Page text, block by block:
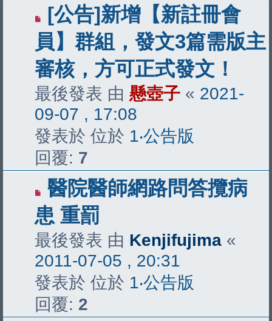
[公告]新增【新註冊會
員】群組，發文3篇需版主
審核，方可正式發文！
最後發表 由 懸壺子 « 2021-
09-07 , 17:08
發表於 位於 1‧公告版
回覆: 7
醫院醫師網路問答攬病
患 重罰
最後發表 由 Kenjifujima «
2011-07-05 , 20:31
發表於 位於 1‧公告版
回覆: 2